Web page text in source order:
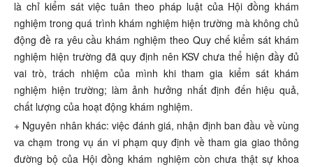
là chỉ kiểm sát việc tuân theo pháp luật của Hội đồng khám
nghiệm trong quá trình khám nghiệm hiện trường mà không chủ
động đề ra yêu cầu khám nghiệm theo Quy chế kiểm sát khám
nghiệm hiện trường đã quy định nên KSV chưa thể hiện đầy đủ
vai trò, trách nhiệm của mình khi tham gia kiểm sát khám
nghiệm hiện trường; làm ảnh hưởng nhất định đến hiệu quả,
chất lượng của hoạt động khám nghiệm.
+ Nguyên nhân khác: việc đánh giá, nhận định ban đầu về vùng
va chạm trong vụ án vi phạm quy định về tham gia giao thông
đường bộ của Hội đồng khám nghiệm còn chưa thật sự khoa